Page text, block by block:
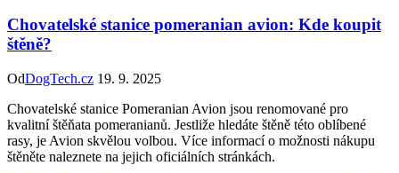
Chovatelské stanice pomeranian avion: Kde koupit
štěně?
OdDogTech.cz 19. 9. 2025
Chovatelské stanice Pomeranian Avion jsou renomované pro
kvalitní štěňata pomeranianů. Jestliže hledáte štěně této oblíbené
rasy, je Avion skvělou volbou. Více informací o možnosti nákupu
štěněte naleznete na jejich oficiálních stránkách.